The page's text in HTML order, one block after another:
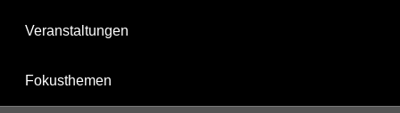
Veranstaltungen
Fokusthemen